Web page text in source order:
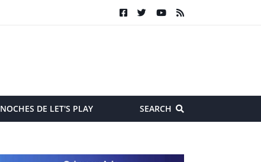
NOCHES DE LET'S PLAY SEARCH